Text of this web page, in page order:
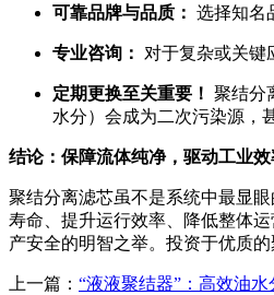
可靠品牌与品质： 选择知名
专业咨询： 对于复杂或关键
定期更换至关重要！ 聚结分
水分）会成为二次污染源，
结论：保障流体纯净，驱动工业效
聚结分离滤芯虽不是系统中最显
寿命、提升运行效率、降低整体
产安全的明智之举。投资于优质
上一篇： “液液聚结器”：高效油